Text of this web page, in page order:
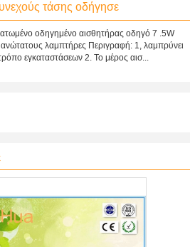
τάσης οδήγησε
οδηγημένο αισθητήρας οδηγό 7 .5W
ανώτατους λαμπτήρες Περιγραφή: 1, λαμπρύνει
εγκαταστάσεων 2. Το μέρος αισ...